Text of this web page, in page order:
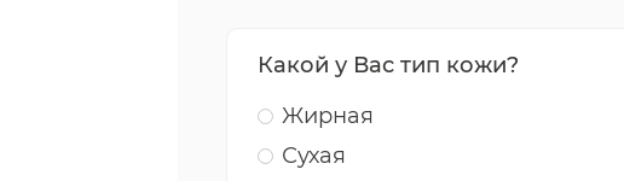
Какой у Вас тип кожи?
Жирная
Сухая